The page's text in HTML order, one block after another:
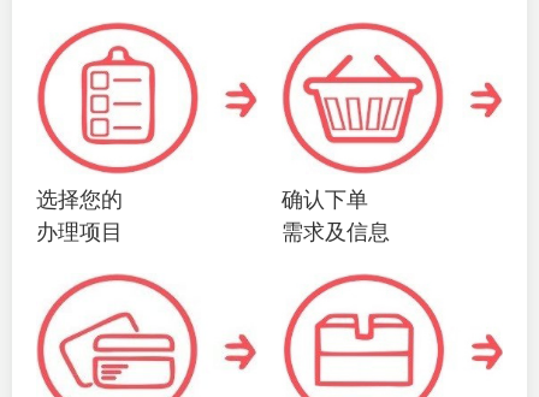
选择您的
办理项目
确认下单
需求及信息